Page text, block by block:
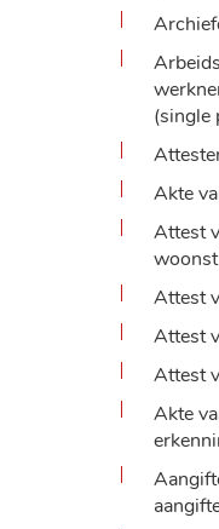
(single
Akte
Attest
Attest
Attest
Attest
Akte